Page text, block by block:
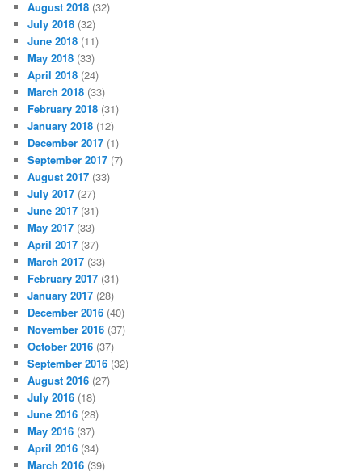
August 2018 (32)
July 2018 (32)
June 2018 (11)
May 2018 (33)
April 2018 (24)
March 2018 (33)
February 2018 (31)
January 2018 (12)
December 2017 (1)
September 2017 (7)
August 2017 (33)
July 2017 (27)
June 2017 (31)
May 2017 (33)
April 2017 (37)
March 2017 (33)
February 2017 (31)
January 2017 (28)
December 2016 (40)
November 2016 (37)
October 2016 (37)
September 2016 (32)
August 2016 (27)
July 2016 (18)
June 2016 (28)
May 2016 (37)
April 2016 (34)
March 2016 (39)